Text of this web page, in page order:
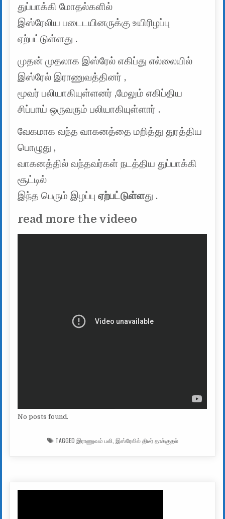
துப்பாக்கி மோதல்களில்
இஸ்ரேலிய படைடயினருக்கு உயிரிழப்பு
ஏற்பட்டுள்ளது .
முதன் முதலாக இஸ்ரேல் எகிப்து எல்லையில்
இஸ்ரேல் இராணுவத்தினர் ,
மூவர் பலியாகியுள்ளனர் ,மேலும் எகிப்திய
சிப்பாய் ஒருவரும் பலியாகியுள்ளார் .
வேகமாக வந்த வாகனத்தை மறித்து துரத்திய
பொழுது ,
வாகனத்தில் வந்தவர்கள் நடத்திய துப்பாக்கி
சூட்டில்
இந்த பெரும் இழப்பு ஏற்பட்டுள்ளது .
read more the videeo
No posts found.
TAGGED இராணுவம் பலி இஸ்ரேலில் திடீர் தாக்குதல்